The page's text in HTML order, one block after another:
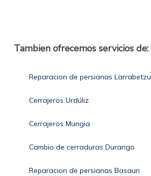
Tambien ofrecemos servicios de:
Reparacion de persianas Larrabetzu
Cerrajeros Urdúliz
Cerrajeros Mungia
Cambio de cerraduras Durango
Reparacion de persianas Basauri